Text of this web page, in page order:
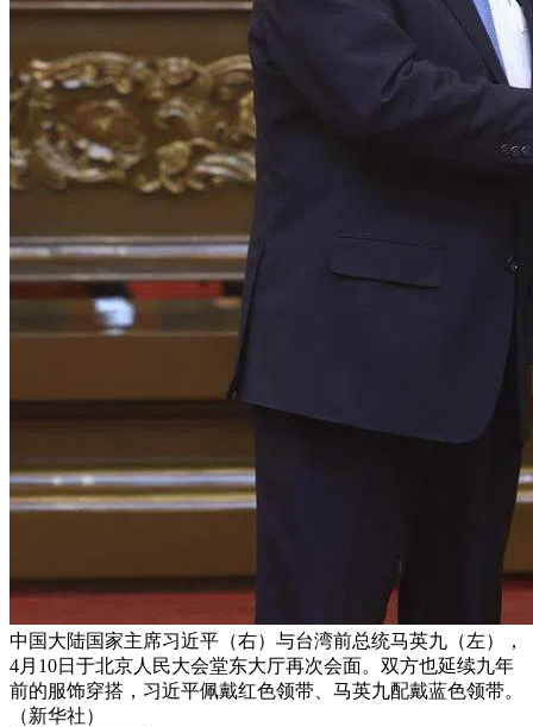
中国大陆国家主席习近平（右）与台湾前总统马英九（左），
4月10日于北京人民大会堂东大厅再次会面。双方也延续九年
前的服饰穿搭，习近平佩戴红色领带、马英九配戴蓝色领带。
（新华社）